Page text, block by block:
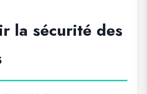
la sécurité des